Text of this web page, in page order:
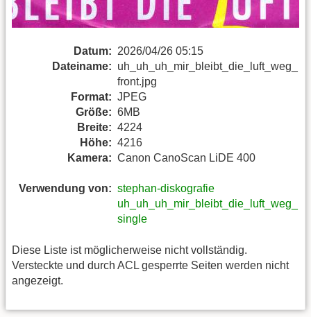
Datum: 2026/04/26 05:15
Dateiname: uh_uh_uh_mir_bleibt_die_luft_weg_
front.jpg
Format: JPEG
Größe: 6MB
Breite: 4224
Höhe: 4216
Kamera: Canon CanoScan LiDE 400
Verwendung von: stephan-diskografie
uh_uh_uh_mir_bleibt_die_luft_weg_
single
Diese Liste ist möglicherweise nicht vollständig.
Versteckte und durch ACL gesperrte Seiten werden nicht
angezeigt.